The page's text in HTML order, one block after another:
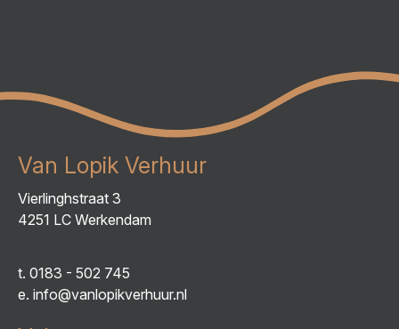
Van Lopik Verhuur
Vierlinghstraat 3
4251 LC Werkendam
t. 0183 - 502 745
e. info@vanlopikverhuur.nl